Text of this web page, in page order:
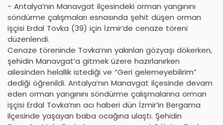
- Antalya’nın Manavgat ilçesindeki orman yangınını
söndürme çalışmaları esnasında şehit düşen orman
işçisi Erdal Tovka (39) için İzmir’de cenaze töreni
düzenlendi.
Cenaze töreninde Tovka’nın yakınları gözyaşı dökerken,
şehidin Manavgat’a gitmek üzere hazırlanırken
ailesinden helallik istediği ve “Geri gelemeyebilirim”
dediği öğrenildi. Antalya’nın Manavgat ilçesinde devam
eden orman yangınını söndürme çalışmalarına orman
işçisi Erdal Tovka’nın acı haberi dün İzmir’in Bergama
ilçesinde yaşayan baba ocağına ulaştı. Şehidin